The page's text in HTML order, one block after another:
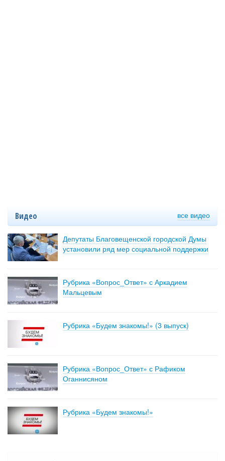
Видео все видео
Депутаты Благовещенской городской Думы
установили ряд мер социальной поддержки
Рубрика «Вопрос_Ответ» с Аркадием
Мальцевым
Рубрика «Будем знакомы!» (3 выпуск)
Рубрика «Вопрос_Ответ» с Рафиком
Оганнисяном
Рубрика «Будем знакомы!»